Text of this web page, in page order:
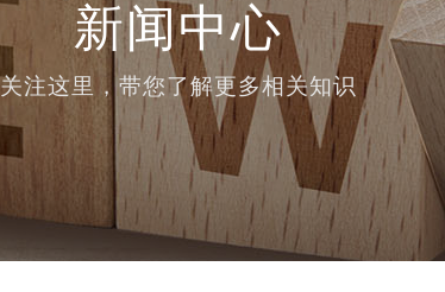
新闻中心
关注这里，带您了解更多相关知识